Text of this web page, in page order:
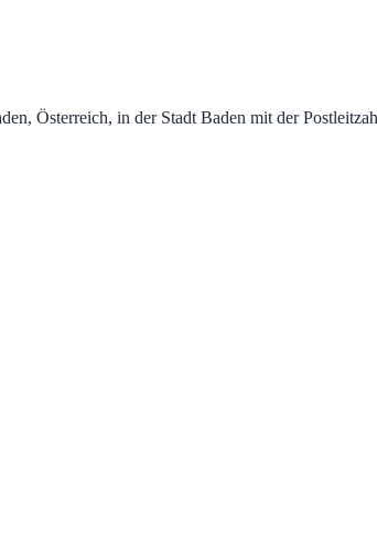
Österreich, in der Stadt Baden mit der